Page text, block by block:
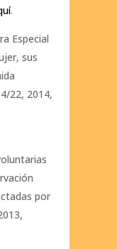
.
Especial
sus
22, 2014,
por